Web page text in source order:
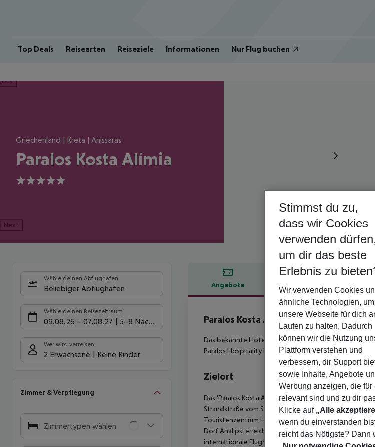
Top Deals Reisearten Reiseziele Informationen Nur Flug buchen
Griechenland | Kreta | Anissaras
Paralos Kosta Alímia
5
Next
Wähle deinen Abflughafen
Beliebiger Abflughafen
Wähle deinen Reisezeitraum
09.08.26 – 07.08.27 5-8 Nächte
Wer wird verreisen
2 Erwachsene Keine Kinder
Zimmer & Verpflegung
Zimmertypen wählen
Angebote Hotelbeschreibung
Hotelbeschreibung
Paralos Kosta Alímia
5
Das bekannte Hotel (ex Paralos Kosta Mare) begrüßt
Paralos Hospitality Hotels, und ist ein 'Adults-Friendly'
Zielort
Das 'Paralos Kosta Alímia' (ex Paralos Kosta Mare)
Strandstraße vom Sand/Kiesstrand getrennt. In der
Touristenzentrum Hersonissos mit zahlreichen
Dorf Analipsi erreichen Sie bequem über die
internationale Flughafen etwa 20 km.
Stimmst du zu,
dass wir Cookies
verwenden dürfen,
um dir das beste
Erlebnis zu
Wir verwenden Cookies
ähnliche Technologien, um
unsere Webseite für dich
Laufen zu halten. Dadurch
können wir die Nutzung
Plattform verstehen und
verbessern, dir Support
sowie Inhalte, Angebote
Werbung anzeigen, die für
relevant sind und zu dir
Klicke auf „Alle
wenn du einverstanden
reicht das Nötigste? Dann